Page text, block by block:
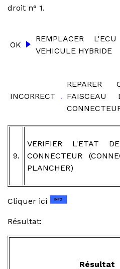
droit n° 1.
OK
REMPLACER
VEHICULE HYBRIDE
INCORRECT
REPARER
9.
VERIFIER L'ETAT
CONNECTEUR
PLANCHER)
Cliquer ici
Résultat:
Résultat